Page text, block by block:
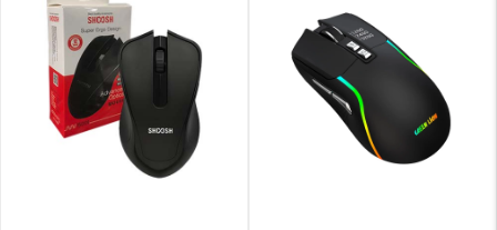
فقط کالاهای موجود
فیلتر براساس قیمت :
تومان